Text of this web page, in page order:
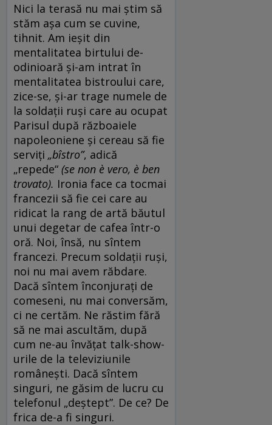
Nici la terasă nu mai știm să
stăm așa cum se cuvine,
tihnit. Am ieșit din
mentalitatea birtului de-
odinioară și-am intrat în
mentalitatea bistroului care,
zice-se, și-ar trage numele de
la soldații ruși care au ocupat
Parisul după războaiele
napoleoniene și cereau să fie
serviți „bîstro”, adică
„repede“ (se non è vero, è ben
trovato). Ironia face ca tocmai
francezii să fie cei care au
ridicat la rang de artă băutul
unui degetar de cafea într-o
oră. Noi, însă, nu sîntem
francezi. Precum soldații ruși,
noi nu mai avem răbdare.
Dacă sîntem înconjurați de
comeseni, nu mai conversăm,
ci ne certăm. Ne răstim fără
să ne mai ascultăm, după
cum ne-au învățat talk-show-
urile de la televiziunile
românești. Dacă sîntem
singuri, ne găsim de lucru cu
telefonul „deștept”. De ce? De
frica de-a fi singuri.